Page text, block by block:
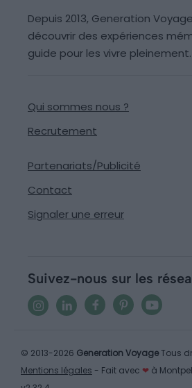
Depuis 2013, Generation
découvrir des expériences
guide pour les vivre pleinement.
Qui sommes nous ?
Recrutement
Partenariats/Publicité
Contact
Signaler une erreur
Suivez-nous sur les
© 2013-2026 Generation VoyageTous
Mentions légales - Fait avec ❤ à